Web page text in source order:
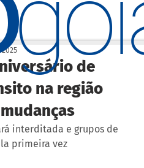
de
na região
interditada e grupos de
primeira vez